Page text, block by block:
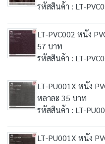
รหัสสินค้า : LT-
LT-PVC002 หนัง
57 บาท
รหัสสินค้า : LT-
LT-PU001X หนัง
หลาละ 35 บาท
รหัสสินค้า : LT-
LT-PU001X หนัง